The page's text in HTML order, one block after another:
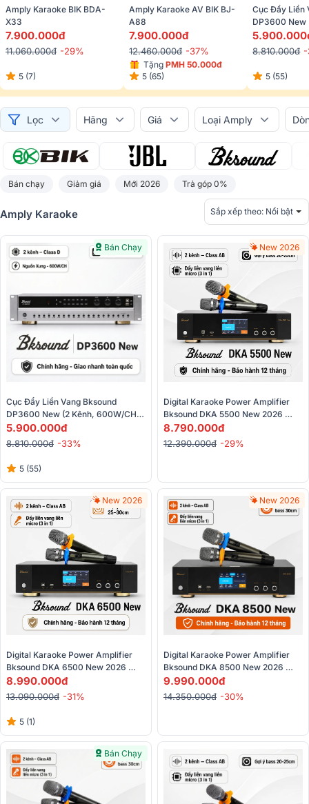
Amply Karaoke BIK BDA-
X33
7.900.000đ
11.060.000đ -29%
5 (7)
Amply Karaoke AV BIK BJ-
A88
7.900.000đ
12.460.000đ -37%
Tặng PMH 50.000đ
5 (65)
Cục Đẩy Liền
DP3600 New
600W/CH,
Bluetooth)
8.810.000đ
5 (55)
Lọc Hãng Giá Loại Amply
Bán chạy Giảm giá Mới 2026 Trả góp 0%
Amply Karaoke Sắp xếp theo: Nổi bật
Bán Chạy
Cục Đẩy Liền Vang Bksound
DP3600 New (2 Kênh, 600W/CH,
Class D, Bluetooth)
5.900.000đ
8.810.000đ -33%
5 (55)
New 2026
Digital Karaoke Power Amplifier
Bksound DKA 5500 New 2026
(250W, Optical, HDMI, Kèm 2
Micro)
8.790.000đ
12.390.000đ -29%
New 2026
Digital Karaoke Power Amplifier
Bksound DKA 6500 New 2026
(450W, Class AB, HDMI, Kèm 2
Micro)
8.990.000đ
13.090.000đ -31%
5 (1)
New 2026
Digital Karaoke Power Amplifier
Bksound DKA 8500 New 2026
(750W, Optical, HDMI, Kèm 2
Micro)
9.990.000đ
14.350.000đ -30%
Bán Chạy